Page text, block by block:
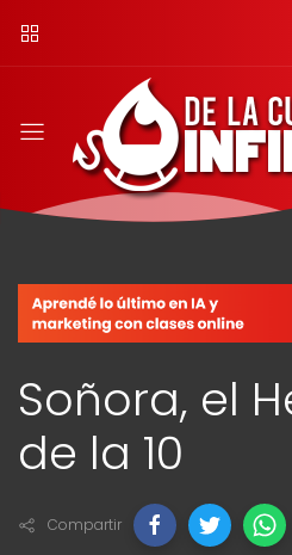
Soñora, el
de la 10
Compartir